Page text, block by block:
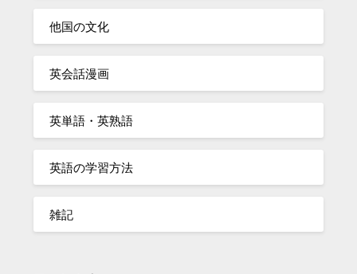
他国の文化
英会話漫画
英単語・英熟語
英語の学習方法
雑記